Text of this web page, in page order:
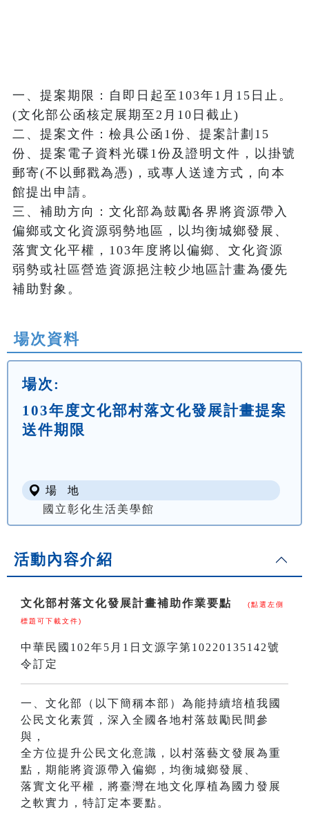
一、提案期限：自即日起至103年1月15日止。
(文化部公函核定展期至2月10日截止)
二、提案文件：檢具公函1份、提案計劃15
份、提案電子資料光碟1份及證明文件，以掛號
郵寄(不以郵戳為憑)，或專人送達方式，向本
館提出申請。
三、補助方向：文化部為鼓勵各界將資源帶入
偏鄉或文化資源弱勢地區，以均衡城鄉發展、
落實文化平權，103年度將以偏鄉、文化資源
弱勢或社區營造資源挹注較少地區計畫為優先
補助對象。
場次資料
場次:
103年度文化部村落文化發展計畫提案
送件期限
場 地
國立彰化生活美學館
活動內容介紹
文化部村落文化發展計畫補助作業要點 (點選左側
標題可下載文件)
中華民國102年5月1日文源字第10220135142號
令訂定
一、文化部（以下簡稱本部）為能持續培植我國
公民文化素質，深入全國各地村落鼓勵民間參
與，
全方位提升公民文化意識，以村落藝文發展為重
點，期能將資源帶入偏鄉，均衡城鄉發展、
落實文化平權，將臺灣在地文化厚植為國力發展
之軟實力，特訂定本要點。